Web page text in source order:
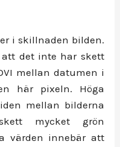
i skillnaden bilden.
det inte har skett
mellan datumen i
här pixeln. Höga
mellan bilderna
mycket grön
värden innebär att